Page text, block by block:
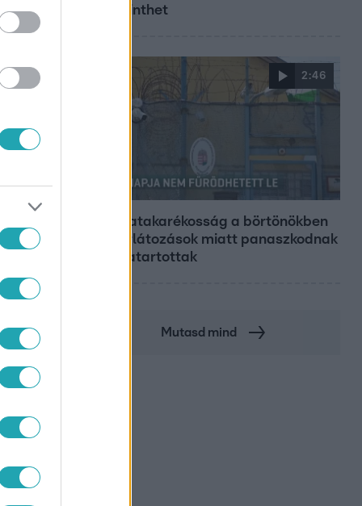
megérinthet
2:46
Energiatakarékosság a börtönökben
is – korlátozások miatt panaszkodnak
a fogvatartottak
Mutasd mind